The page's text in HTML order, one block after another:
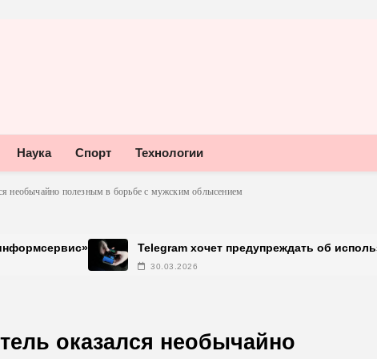
Наука Спорт Технологии
необычайно полезным в борьбе с мужским облысением
Telegram хочет предупреждать об использовании
оказался необычайно